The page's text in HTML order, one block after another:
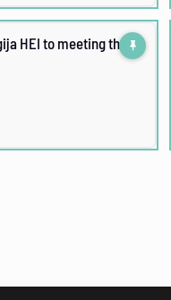
HEI to meeting the